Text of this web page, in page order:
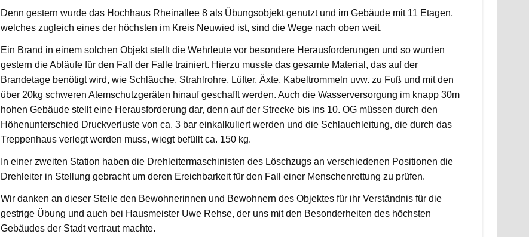
Denn gestern wurde das Hochhaus Rheinallee 8 als Übungsobjekt genutzt und im Gebäude mit 11 Etagen,
welches zugleich eines der höchsten im Kreis Neuwied ist, sind die Wege nach oben weit.
Ein Brand in einem solchen Objekt stellt die Wehrleute vor besondere Herausforderungen und so wurden
gestern die Abläufe für den Fall der Falle trainiert. Hierzu musste das gesamte Material, das auf der
Brandetage benötigt wird, wie Schläuche, Strahlrohre, Lüfter, Äxte, Kabeltrommeln uvw. zu Fuß und mit den
über 20kg schweren Atemschutzgeräten hinauf geschafft werden. Auch die Wasserversorgung im knapp 30m
hohen Gebäude stellt eine Herausforderung dar, denn auf der Strecke bis ins 10. OG müssen durch den
Höhenunterschied Druckverluste von ca. 3 bar einkalkuliert werden und die Schlauchleitung, die durch das
Treppenhaus verlegt werden muss, wiegt befüllt ca. 150 kg.
In einer zweiten Station haben die Drehleitermaschinisten des Löschzugs an verschiedenen Positionen die
Drehleiter in Stellung gebracht um deren Ereichbarkeit für den Fall einer Menschenrettung zu prüfen.
Wir danken an dieser Stelle den Bewohnerinnen und Bewohnern des Objektes für ihr Verständnis für die
gestrige Übung und auch bei Hausmeister Uwe Rehse, der uns mit den Besonderheiten des höchsten
Gebäudes der Stadt vertraut machte.